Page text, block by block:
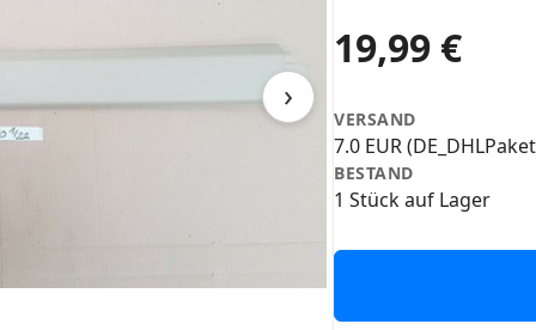
›
19,99 €
VERSAND
7.0 EUR
BESTAND
1 Stück auf Lager